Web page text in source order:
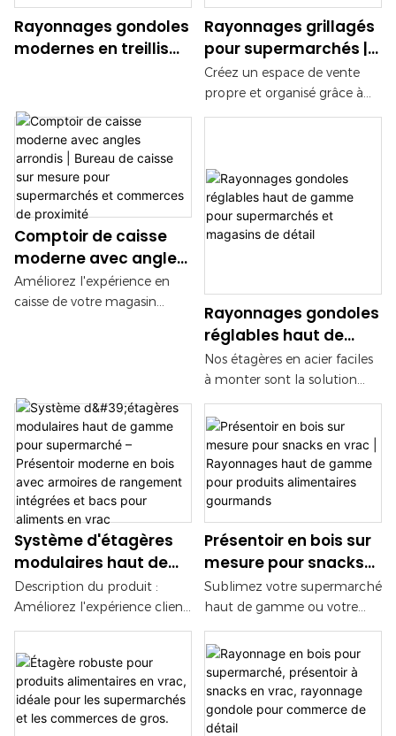
OEM et ODM ainsi qu'un
accompagnement complet
pour l'aménagement de vos
tout en garantissant une
robustesse à toute épreuve.
Rayonnages gondoles
modernes en treillis
supermarché
Rayonnages grillagés
pour supermarchés |
Présentoirs modernes
pour épiceries
Créez un espace de vente
propre et organisé grâce à
d'une finition décorative
imitation bois et de
panneaux grillagés
modulaires, ce système
offrant une excellente
capacité de charge. Idéal
pour les supermarchés, les
épiceries, les commerces de
proximité et les boutiques
Comptoir de caisse
moderne avec angles
arrondis | Bureau de
caisse sur mesure
Améliorez l'expérience en
caisse de votre magasin
boutiques spécialisées et les
points de vente de marque.
Avec sa finition noire et
blanche élégante, sa
structure en acier robuste et
ses panneaux perforés
intégrés, ce comptoir allie
fonctionnalité, durabilité et
esthétique contemporaine.
Rayonnages gondoles
réglables haut de
gamme pour
supermarchés et
magasins de détail
Nos étagères en acier faciles
à monter sont la solution
idéale pour le stockage des
produits alimentaires en
supermarché. Robustes et
polyvalentes, elles offrent un
système de rangement
performant, parfait pour
organiser et présenter les
produits dans tout type de
supermarché.
Système d'étagères
modulaires haut de
gamme pour
supermarché –
Présentoir moderne en
bois avec armoires de
rangement intégrées
et bacs pour aliments
en vrac
Description du produit :
Améliorez l'expérience client
dans votre magasin grâce à
modulaires haut de gamme
pour supermarché. Avec sa
finition bois clair élégante et
sa structure robuste en acier
Présentoir en bois sur
mesure pour snacks
en vrac | Rayonnages
haut de gamme pour
produits alimentaires
gourmands
Sublimez votre supermarché
haut de gamme ou votre
boutique de snacks avec
notre présentoir en bois sur
mesure pour produits en
vrac. Cette solution
d'agencement premium est
conçue pour les produits